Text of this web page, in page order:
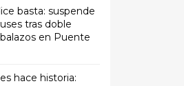
basta: suspende
tras doble
en Puente
hace historia: